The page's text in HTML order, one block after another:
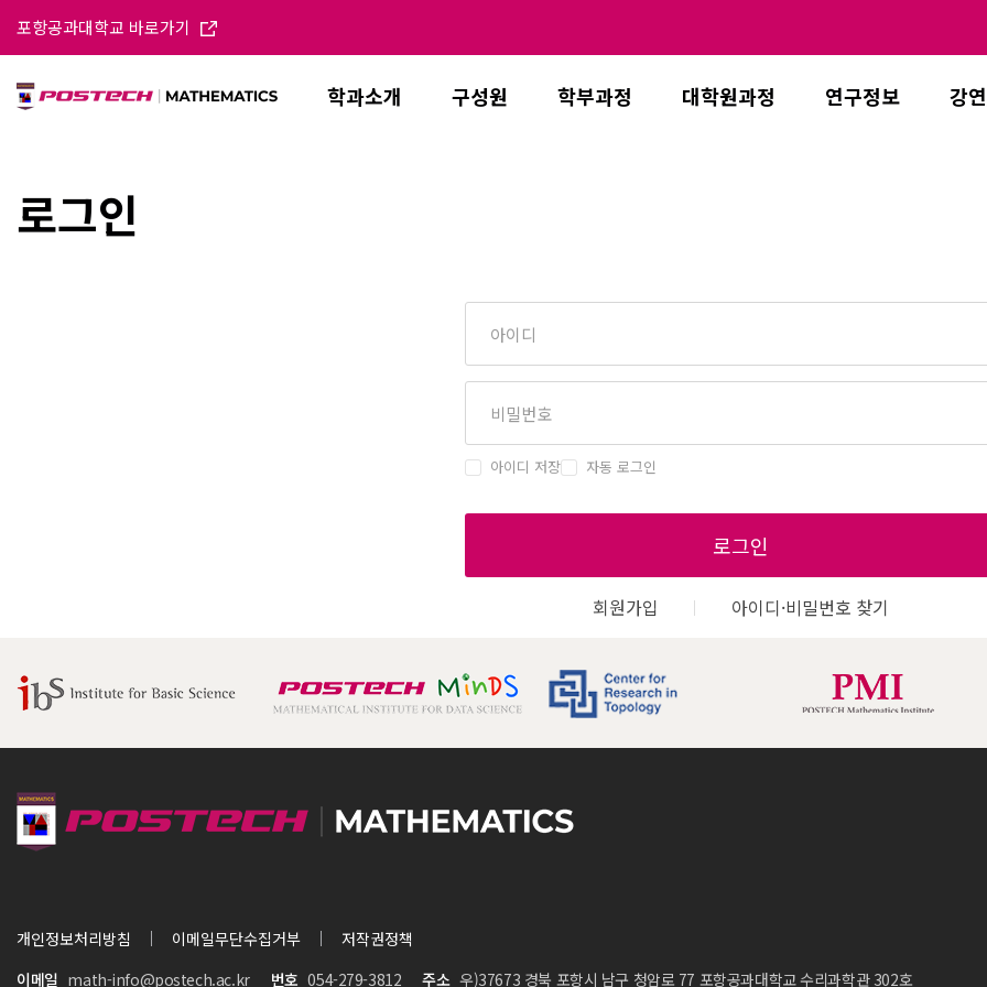
포항공과대학교 바로가기
학과소개 구성원 학부과정 대학원과정 연구정보 강
로그인
아이디 저장 자동 로그인
로그인
회원가입 아이디·비밀번호 찾기
개인정보처리방침 이메일무단수집거부
저작권정책
이메일 math-info@postech.ac.kr 번호 054-279-3812 주소 우)37673 경북 포항시 남구 청암로 77 포항공과대학교 수리과학관 302호